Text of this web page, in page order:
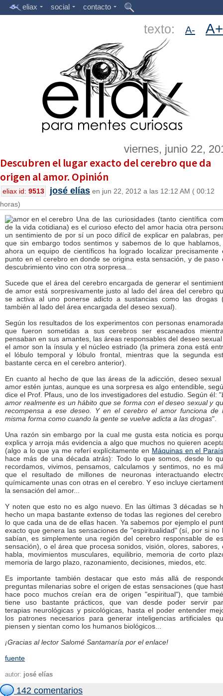
eliax social contacto
texto: A- A+
viernes, junio 22,
Descubren el lugar exacto del cerebro que da
origen al amor. Opinión
eliax id: 9513 josé elías en jun 22, 2012 a las 12:12 AM ( 00:12
horas)
Una de las curiosidades (tanto científica
de la vida cotidiana) es el curioso efecto del amor hacia otra
un sentimiento de por sí un poco difícil de explicar en palabras,
que sin embargo todos sentimos y sabemos de lo que hablamos,
ahora un equipo de científicos ha logrado localizar precisamente
punto en el cerebro en donde se origina esta sensación, y de paso
descubrimiento vino con otra sorpresa...
Sucede que el área del cerebro encargada de generar el
de amor está sorpresivamente justo al lado del área del cerebro
se activa al uno ponerse adicto a sustancias como las drogas
también al lado del área encargada del deseo sexual).
Según los resultados de los experimentos con personas
que fueron sometidas a sus cerebros ser escaneados
pensaban en sus amantes, las áreas responsables del deseo
el amor son la ínsula y el núcleo estriado (la primera zona está
el lóbulo temporal y lóbulo frontal, mientras que la segunda
bastante cerca en el cerebro anterior).
En cuanto al hecho de que las áreas de la adicción, deseo sexual
amor estén juntas, aunque es una sorpresa es algo entendible,
dice el Prof. Pfaus, uno de los investigadores del estudio. Según él: "
amor realmente es un hábito que se forma con el deseo sexual y
recompensa a ese deseo. Y en el cerebro el amor funciona de
misma forma como cuando la gente se vuelve adicta a las drogas".
Una razón sin embargo por la cual me gusta esta noticia es
explica y arroja más evidencia a algo que muchos no quieren
(algo a lo que ya me referí explícitamente en Máquinas en el
hace más de una década atrás): Todo lo que somos, desde lo
recordamos, vivimos, pensamos, calculamos y sentimos, no es
que el resultado de millones de neuronas interactuando
químicamente unas con otras en el cerebro. Y eso incluye
la sensación del amor...
Y noten que esto no es algo nuevo. En las últimas 3 décadas se
hecho un mapa bastante extenso de todas las regiones del
lo que cada una de de ellas hacen. Ya sabemos por ejemplo el
exacto que genera las sensaciones de "espiritualidad" (sí, por si no
sabían, es simplemente una región del cerebro responsable de
sensación), o el área que procesa sonidos, visión, olores, sabores,
habla, movimientos musculares, equilibrio, memoria de corto
memoria de largo plazo, razonamiento, decisiones, miedos, etc.
Es importante también destacar que esto más allá de
preguntas milenarias sobre el origen de estas sensaciones (que
hace poco muchos creían era de origen "espiritual"), que
tiene uso bastante prácticos, que van desde poder servir
terapias neurológicas y psicológicas, hasta el poder entender
los patrones necesarios para generar inteligencias artificiales
piensen y sientan como los humanos biológicos...
¡Gracias al lector Salomé Santamaría por el enlace!
fuente
autor: josé elías
142 comentarios